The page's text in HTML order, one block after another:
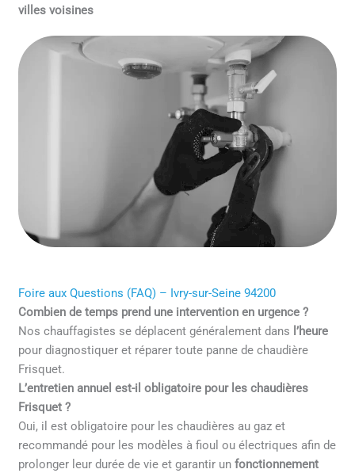
villes voisines
Foire aux Questions (FAQ) – Ivry-sur-Seine 94200
Combien de temps prend une intervention en urgence ?
Nos chauffagistes se déplacent généralement dans l’heure
pour diagnostiquer et réparer toute panne de chaudière
Frisquet.
L’entretien annuel est-il obligatoire pour les chaudières
Frisquet ?
Oui, il est obligatoire pour les chaudières au gaz et
recommandé pour les modèles à fioul ou électriques afin de
prolonger leur durée de vie et garantir unfonctionnement